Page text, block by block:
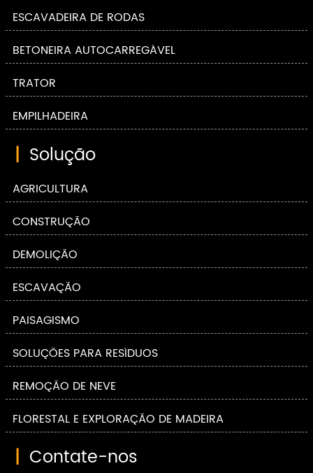
ESCAVADEIRA DE RODAS
BETONEIRA AUTOCARREGÁVEL
TRATOR
EMPILHADEIRA
| Solução
AGRICULTURA
CONSTRUÇÃO
DEMOLIÇÃO
ESCAVAÇÃO
PAISAGISMO
SOLUÇÕES PARA RESÍDUOS
REMOÇÃO DE NEVE
FLORESTAL E EXPLORAÇÃO DE MADEIRA
| Contate-nos